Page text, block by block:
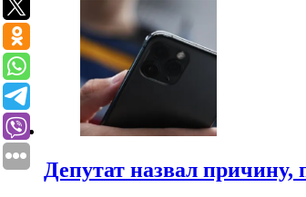
Депутат назвал